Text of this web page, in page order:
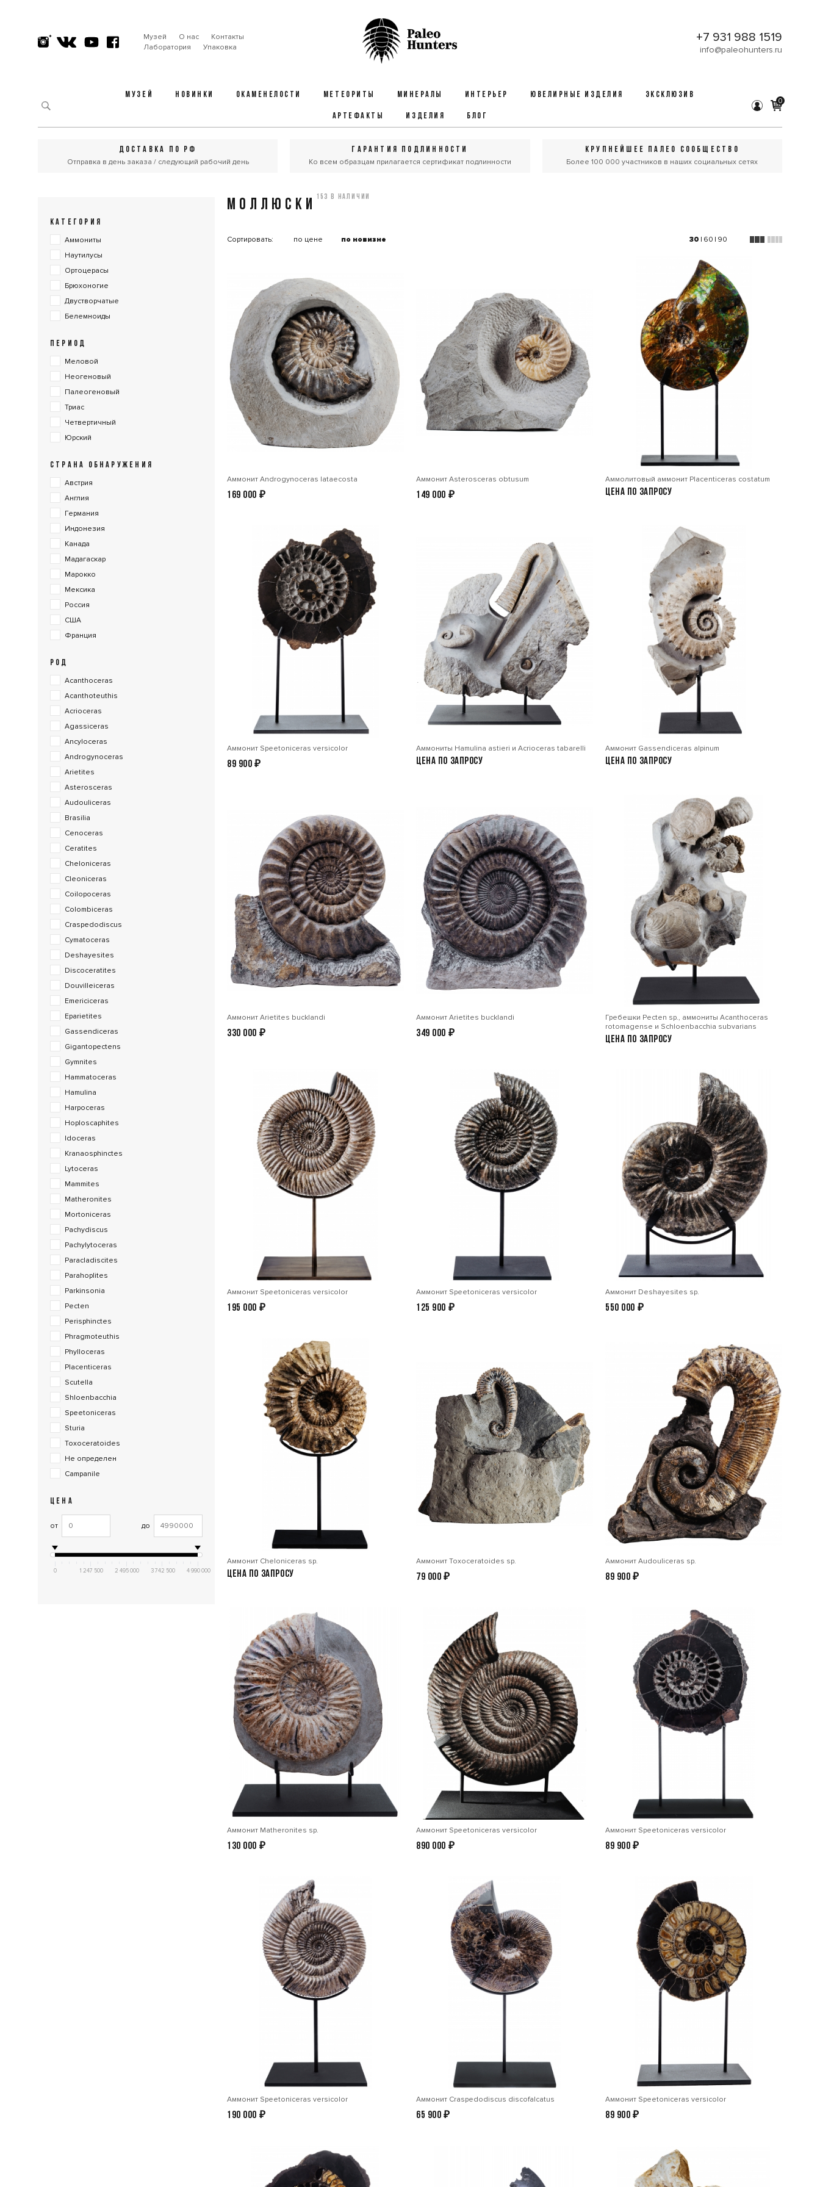
Музей О нас
Контакты
Лаборатория
Упаковка
+7 931 988 1519
info@paleohunters.ru
МУЗЕЙ НОВИНКИ ОКАМЕНЕЛОСТИ МЕТЕОРИТЫ МИНЕРАЛЫ ИНТЕРЬЕР ЮВЕЛИРНЫЕ ИЗДЕЛИЯ ЭКСКЛЮЗИВ
АРТЕФАКТЫ ИЗДЕЛИЯ БЛОГ
0
ДОСТАВКА ПО РФ
Отправка в день заказа / следующий рабочий день
ГАРАНТИЯ ПОДЛИННОСТИ
Ко всем образцам прилагается сертификат подлинности
КРУПНЕЙШЕЕ ПАЛЕО СООБЩЕСТВО
Более 100 000 участников в наших социальных сетях
МОЛЛЮСКИ 153 в наличии
Сортировать: по цене по новизне 30 | 60 | 90
Аммонит Androgynoceras lataecosta
169 000 ₽
Аммонит Asterosceras obtusum
149 000 ₽
Аммолитовый аммонит Placenticeras costatum
Цена по запросу
Аммонит Speetoniceras versicolor
89 900₽
Аммониты Hamulina astieri и Acrioceras tabarelli
Цена по запросу
Аммонит Gassendiceras alpinum
Цена по запросу
Аммонит Arietites bucklandi
330 000 ₽
Аммонит Arietites bucklandi
349 000 ₽
Гребешки Pecten sp., аммониты Acanthoceras
rotomagense и Schloenbacсhia subvarians
Цена по запросу
Аммонит Speetoniceras versicolor
195 000 ₽
Аммонит Speetoniceras versicolor
125 900 ₽
Аммонит Deshayesites sp.
550 000 ₽
Аммонит Cheloniceras sp.
Цена по запросу
Аммонит Toxoceratoides sp.
79 000₽
Аммонит Audouliceras sp.
89 900₽
Аммонит Matheronites sp.
130 000 ₽
Аммонит Speetoniceras versicolor
890 000 ₽
Аммонит Speetoniceras versicolor
89 900₽
Аммонит Speetoniceras versicolor
190 000 ₽
Аммонит Craspedodiscus discofalcatus
65 900₽
Аммонит Speetoniceras versicolor
89 900₽
КАТЕГОРИЯ
Аммониты
Наутилусы
Ортоцерасы
Брюхоногие
Двустворчатые
Белемноиды
ПЕРИОД
Меловой
Неогеновый
Палеогеновый
Триас
Четвертичный
Юрский
СТРАНА ОБНАРУЖЕНИЯ
Австрия
Англия
Германия
Индонезия
Канада
Мадагаскар
Марокко
Мексика
Россия
США
Франция
РОД
Acanthoceras
Acanthoteuthis
Acrioceras
Agassiceras
Ancyloceras
Androgynoceras
Arietites
Asterosceras
Audouliceras
Brasilia
Cenoceras
Ceratites
Cheloniceras
Cleoniceras
Coilopoceras
Colombiceras
Craspedodiscus
Cymatoceras
Deshayesites
Discoceratites
Douvilleiceras
Emericiceras
Eparietites
Gassendiceras
Gigantopectens
Gymnites
Hammatoceras
Hamulina
Harpoceras
Hoploscaphites
Idoceras
Kranaosphinctes
Lytoceras
Mammites
Matheronites
Mortoniceras
Pachydiscus
Pachylytoceras
Paracladiscites
Parahoplites
Parkinsonia
Pecten
Perisphinctes
Phragmoteuthis
Phylloceras
Placenticeras
Scutella
Shloenbacchia
Speetoniceras
Sturia
Toxoceratoides
Не определен
Сampanile
ЦЕНА
от до
0 1 247 500 2 495 000 3 742 500 4 990 000